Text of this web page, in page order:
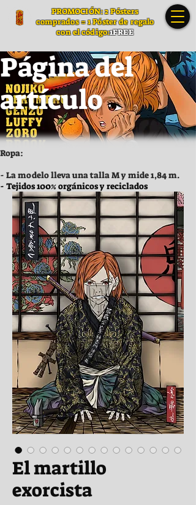
PROMOCIÓN: 2 Pósters
comprados = 1 Póster de regalo
con el código:1FREE
Página del
artículo
Ropa:
- La modelo lleva una talla M y mide 1,84 m.
- Tejidos 100% orgánicos y reciclados
El martillo
exorcista